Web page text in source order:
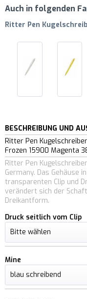
Auch in folgenden
Ritter Pen
BESCHREIBUNG UND
Ritter Pen
Frozen 15900 Magenta
Ritter Pen
Germany. Das Gehäuse
transparenten Clip und
verändert sich der
Dreikantform.
Druck seitlich vom Clip
Mine